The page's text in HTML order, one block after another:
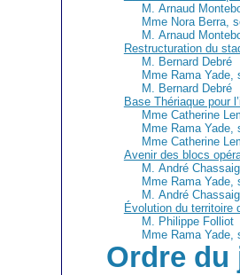
M. Arnaud
Mme Nora Berra,
M. Arnaud
Restructuration du
M. Bernard Debré
Mme Rama Yade,
M. Bernard Debré
Base Thériaque pour
Mme Catherine
Mme Rama Yade,
Mme Catherine
Avenir des blocs
M. André
Mme Rama Yade,
M. André
Évolution du territoire
M. Philippe Folliot
Mme Rama Yade,
Ordre du